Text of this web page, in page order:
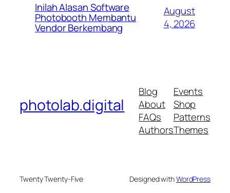
Inilah Alasan Software
Photobooth Membantu
Vendor Berkembang
August
4, 2026
photolab.digital
Blog
About
FAQs
Authors
Events
Shop
Patterns
Themes
Twenty Twenty-Five Designed withWordPress